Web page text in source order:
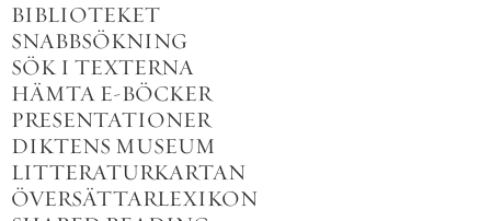
BIBLIOTEKET
SNABBSÖKNING
SÖK I TEXTERNA
HÄMTA E-BÖCKER
PRESENTATIONER
DIKTENS MUSEUM
LITTERATURKARTAN
ÖVERSÄTTARLEXIKON